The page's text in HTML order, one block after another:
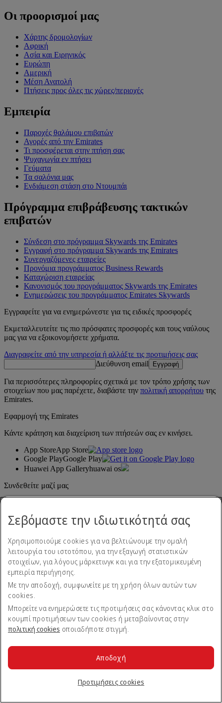
Οι προορισμοί μας
Χάρτης δρομολογίων
Αφρική
Ασία και Ειρηνικός
Ευρώπη
Αμερική
Μέση Ανατολή
Πτήσεις προς όλες τις χώρες/περιοχές
Εμπειρία
Παροχές θαλάμου επιβατών
Αγορές από την Emirates
Τι προσφέρεται στην πτήση σας
Ψυχαγωγία εν πτήσει
Γεύματα
Τα σαλόνια μας
Ενδιάμεση στάση στο Ντουμπάι
Πρόγραμμα επιβράβευσης τακτικών
επιβατών
Σύνδεση στο πρόγραμμα Skywards της Emirates
Εγγραφή στο πρόγραμμα Skywards της Emirates
Συνεργαζόμενες εταιρείες
Προνόμια προγράμματος Business Rewards
Καταχώριση εταιρείας
Κανονισμός του προγράμματος Skywards της Emirates
Ενημερώσεις του προγράμματος Emirates Skywards
Εγγραφείτε για να ενημερώνεστε για τις ειδικές προσφορές
Εκμεταλλευτείτε τις πιο πρόσφατες προσφορές και τους ναύλους
μας για να εξοικονομήσετε χρήματα.
Διαγραφείτε από την υπηρεσία ή αλλάξτε τις προτιμήσεις σας
Διεύθυνση email
Εγγραφή
Για περισσότερες πληροφορίες σχετικά με τον τρόπο χρήσης των
στοιχείων που μας παρέχετε, διαβάστε την πολιτική απορρήτου της
Emirates.
Εφαρμογή της Emirates
Κάντε κράτηση και διαχείριση των πτήσεών σας εν κινήσει.
App StoreApp Store
Google PlayGoogle Play
Huawei App Galleryhuawai os
Συνδεθείτε μαζί μας
Δήλωση προσβασιμότητας
Επικοινωνήστε μαζί μας
Πολιτική απορρήτου
Όροι και προϋποθέσεις
Πολιτική cookies
Ασφάλεια στον κυβερνοχώρο
© 2026 Όμιλος Emirates. Με την επιφύλαξη παντός δικαιώματος.
Σεβόμαστε την ιδιωτικότητά σας
Χρησιμοποιούμε cookies για να βελτιώνουμε την ομαλή
λειτουργία του ιστοτόπου, για την εξαγωγή στατιστικών
στοιχείων, για λόγους μάρκετινγκ και για την εξατομικευμένη
εμπειρία περιήγησης.
Με την αποδοχή, συμφωνείτε με τη χρήση όλων αυτών των
cookies.
Μπορείτε να ενημερώσετε τις προτιμήσεις σας κάνοντας κλικ στο
κουμπί προτιμήσεων των cookies ή μεταβαίνοντας στην
πολιτική cookies οποιαδήποτε στιγμή.
Προτιμήσεις cookies
Αποδοχή